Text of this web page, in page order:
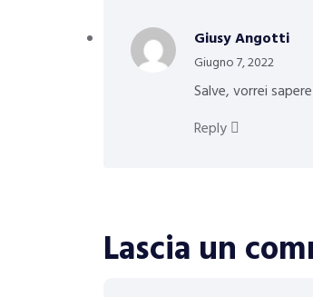
Giusy Angotti
Giugno 7, 2022
Salve, vorrei
Reply
Lascia un